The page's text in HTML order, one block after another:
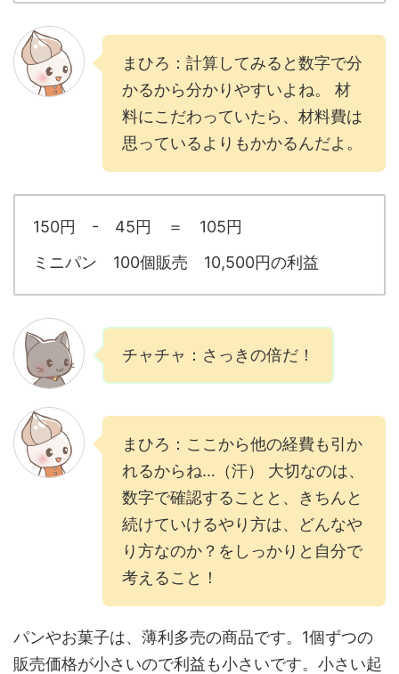
まひろ：計算してみると数字で分
かるから分かりやすいよね。 材
料にこだわっていたら、材料費は
思っているよりもかかるんだよ。
150円 - 45円 ＝ 105円
ミニパン 100個販売 10,500円の利益
チャチャ：さっきの倍だ！
まひろ：ここから他の経費も引か
れるからね…（汗） 大切なのは、
数字で確認することと、きちんと
続けていけるやり方は、どんなや
り方なのか？をしっかりと自分で
考えること！
パンやお菓子は、薄利多売の商品です。1個ずつの
販売価格が小さいので利益も小さいです。小さい起